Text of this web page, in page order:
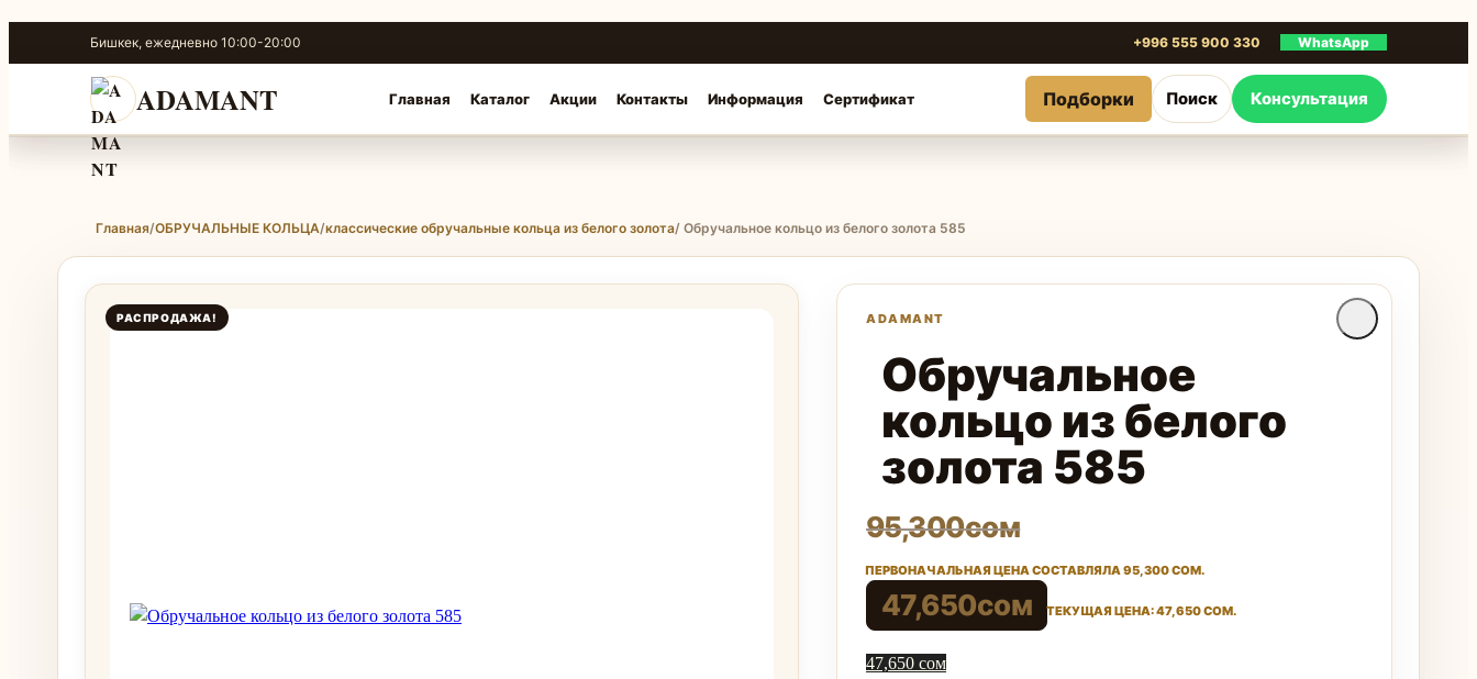
к
содержимому
Бишкек, ежедневно 10:00-20:00 +996 555 900 330 WhatsApp
ADAMANT Главная Каталог Акции Контакты Информация Сертификат Подборки Поиск Консультация
Главная/ОБРУЧАЛЬНЫЕ КОЛЬЦА/классические обручальные кольца из белого золота/ Обручальное кольцо из белого золота 585
РАСПРОДАЖА!
Обручальное
кольцо из белого
золота 585
95,300сом
ПЕРВОНАЧАЛЬНАЯ ЦЕНА СОСТАВЛЯЛА 95,300 СОМ.
47,650сом ТЕКУЩАЯ ЦЕНА: 47,650 СОМ.
47,650 сом